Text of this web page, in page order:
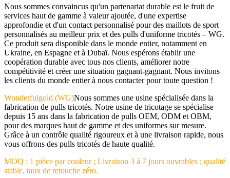
Nous sommes convaincus qu'un partenariat durable est le fruit de
services haut de gamme à valeur ajoutée, d'une expertise
approfondie et d'un contact personnalisé pour des maillots de sport
personnalisés au meilleur prix et des pulls d'uniforme tricotés – WG.
Ce produit sera disponible dans le monde entier, notamment en
Ukraine, en Espagne et à Dubaï. Nous espérons établir une
coopération durable avec tous nos clients, améliorer notre
compétitivité et créer une situation gagnant-gagnant. Nous invitons
les clients du monde entier à nous contacter pour toute question !
Wonderfulgold (WG)Nous sommes une usine spécialisée dans la
fabrication de pulls tricotés. Notre usine de tricotage se spécialise
depuis 15 ans dans la fabrication de pulls OEM, ODM et OBM,
pour des marques haut de gamme et des uniformes sur mesure.
Grâce à un contrôle qualité rigoureux et à une livraison rapide, nous
vous offrons des pulls tricotés de haute qualité.
MOQ : 1 pièce par couleur ; Livraison 3 à 7 jours ouvrables ; qualité
stable, taux de retouche zéro.